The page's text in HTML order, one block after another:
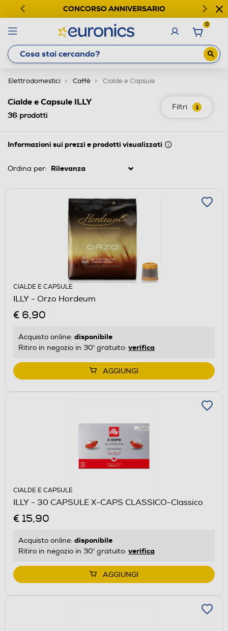
CONCORSO ANNIVERSARIO
0
Elettrodomestici Caffè Cialde e Capsule
Filtri 1
Cialde e Capsule ILLY
36 prodotti
Informazioni sui prezzi e prodotti visualizzati
Ordina per:
CIALDE E CAPSULE
ILLY - Orzo Hordeum
€ 6,90
Acquisto online: disponibile
Ritiro in negozio in 30' gratuito: verifica
AGGIUNGI
CIALDE E CAPSULE
ILLY - 30 CAPSULE X-CAPS CLASSICO-Classico
€ 15,90
Acquisto online: disponibile
Ritiro in negozio in 30' gratuito: verifica
AGGIUNGI